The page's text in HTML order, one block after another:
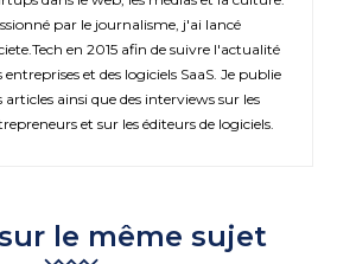
par le journalisme, j'ai lancé
en 2015 afin de suivre l'actualité
entreprises et des logiciels SaaS. Je publie
articles ainsi que des interviews sur les
et sur les éditeurs de logiciels.
le même sujet